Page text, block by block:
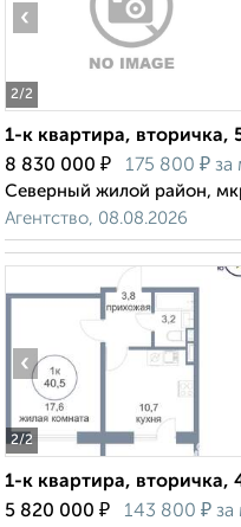
2/2
‹
1-к квартира, вторичка,
8 830 000 ₽ 175 800 ₽ за
Северный жилой район,
Агентство, 08.08.2026
2/2
‹
1-к квартира, вторичка,
5 820 000 ₽ 143 800 ₽ за